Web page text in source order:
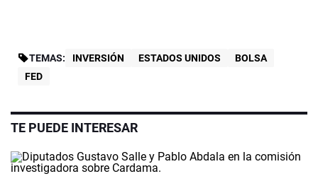
TEMAS: INVERSIÓN ESTADOS UNIDOS
BOLSA
FED
TE PUEDE INTERESAR